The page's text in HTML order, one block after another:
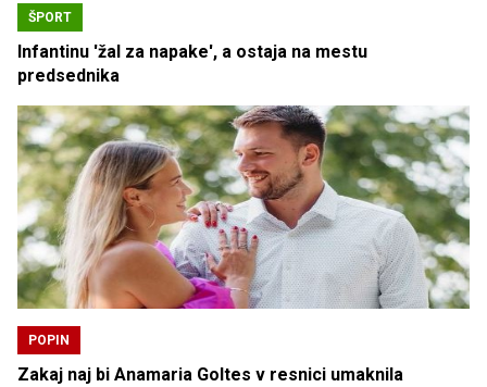
ŠPORT
Infantinu 'žal za napake', a ostaja na mestu
predsednika
POPIN
Zakaj naj bi Anamaria Goltes v resnici umaknila